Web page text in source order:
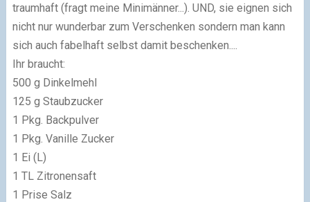
traumhaft (fragt meine Minimänner...). UND, sie eignen sich
nicht nur wunderbar zum Verschenken sondern man kann
sich auch fabelhaft selbst damit beschenken....
Ihr braucht:
500 g Dinkelmehl
125 g Staubzucker
1 Pkg. Backpulver
1 Pkg. Vanille Zucker
1 Ei (L)
1 TL Zitronensaft
1 Prise Salz